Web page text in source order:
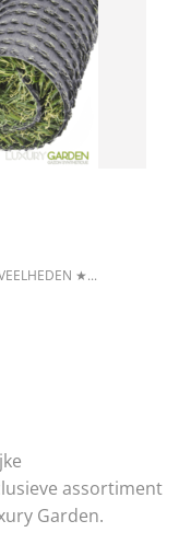
★...
assortiment
Garden.